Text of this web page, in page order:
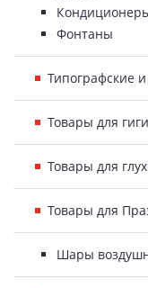
Фонтаны
Типографские
Товары для
Товары для
Товары для
Шары